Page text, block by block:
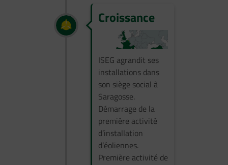
Croissance
ISEG agrandit ses
installations dans
son siège social à
Saragosse.
Démarrage de la
première activité
d’installation
d’éoliennes.
Première activité de